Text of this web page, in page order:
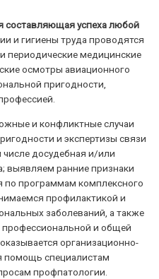
составляющая успеха любой
и гигиены труда проводятся
периодические медицинские
осмотры авиационного
пригодности,
и конфликтные случаи
и экспертизы связи
числе досудебная и/или
выявляем ранние признаки
по программам комплексного
профилактикой и
заболеваний, а также
и общей
организационно-
помощь специалистам
профпатологии.